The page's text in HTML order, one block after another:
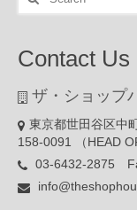
for:
Contact Us
ザ・ショップ
東京都世田谷区中
158-0091 （HEAD
03-6432-2875